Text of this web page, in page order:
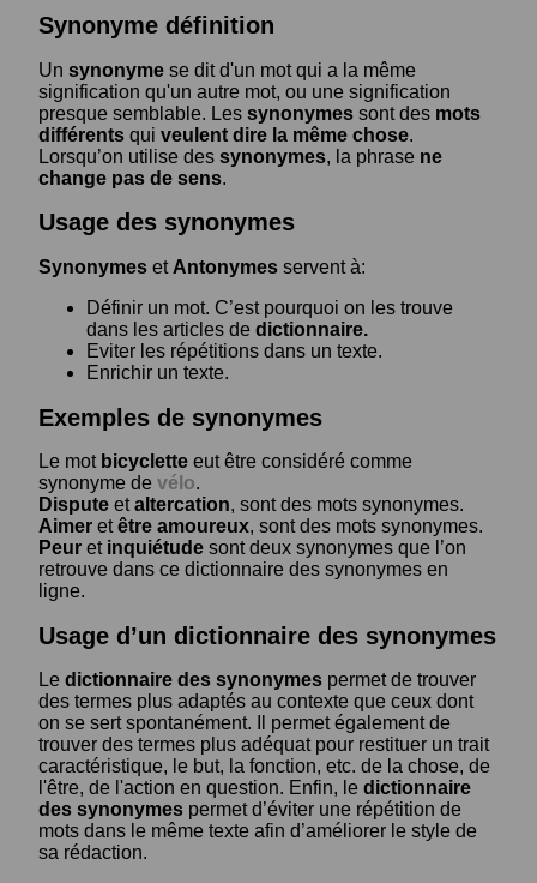
Synonyme définition
Un synonyme se dit d'un mot qui a la même
signification qu'un autre mot, ou une signification
presque semblable. Les synonymes sont des mots
différents qui veulent dire la même chose.
Lorsqu’on utilise des synonymes, la phrase ne
change pas de sens.
Usage des synonymes
Synonymes et Antonymes servent à:
Définir un mot. C’est pourquoi on les trouve
dans les articles de dictionnaire.
Eviter les répétitions dans un texte.
Enrichir un texte.
Exemples de synonymes
Le mot bicyclette eut être considéré comme
synonyme de vélo.
Dispute etaltercation, sont des mots synonymes.
Aimer etêtre amoureux, sont des mots synonymes.
Peur et inquiétude sont deux synonymes que l’on
retrouve dans ce dictionnaire des synonymes en
ligne.
Usage d’un dictionnaire des synonymes
Le dictionnaire des synonymes permet de trouver
des termes plus adaptés au contexte que ceux dont
on se sert spontanément. Il permet également de
trouver des termes plus adéquat pour restituer un trait
caractéristique, le but, la fonction, etc. de la chose, de
l'être, de l'action en question. Enfin, le dictionnaire
des synonymes permet d’éviter une répétition de
mots dans le même texte afin d’améliorer le style de
sa rédaction.